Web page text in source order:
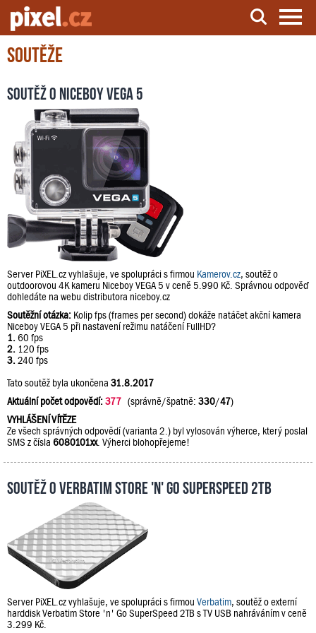
Server o natáčení a zpracování videa
Soutěže
Soutěž o Niceboy VEGA 5
Server PiXEL.cz vyhlašuje, ve spolupráci s firmou Kamerov.cz, soutěž o
outdoorovou 4K kameru Niceboy VEGA 5 v ceně 5.990 Kč. Správnou odpověď
dohledáte na webu distributora niceboy.cz
Soutěžní otázka: Kolip fps (frames per second) dokáže natáčet akční kamera
Niceboy VEGA 5 při nastavení režimu natáčení FullHD?
1. 60 fps
2. 120 fps
3. 240 fps
Tato soutěž byla ukončena 31.8.2017
Aktuální počet odpovědí:377 (správně/špatně: 330/47)
VYHLÁŠENÍ VÍTĚZE
Ze všech správných odpovědí (varianta 2.) byl vylosován výherce, který poslal
SMS z čísla 6080101xx. Výherci blohopřejeme!
Soutěž o Verbatim Store 'n' Go SuperSpeed 2TB
Server PiXEL.cz vyhlašuje, ve spolupráci s firmou Verbatim, soutěž o externí
harddisk Verbatim Store 'n' Go SuperSpeed 2TB s TV USB nahráváním v ceně
3.299 Kč.